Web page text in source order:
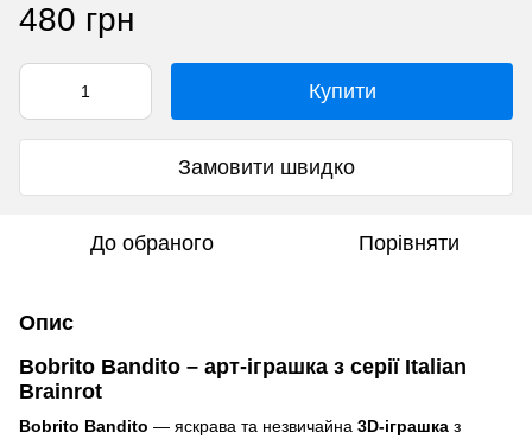
480 грн
Купити
Замовити швидко
До обраного Порівняти
Опис
Bobrito Bandito – арт-іграшка з серії Italian
Brainrot
Bobrito Bandito — яскрава та незвичайна 3D-іграшка з